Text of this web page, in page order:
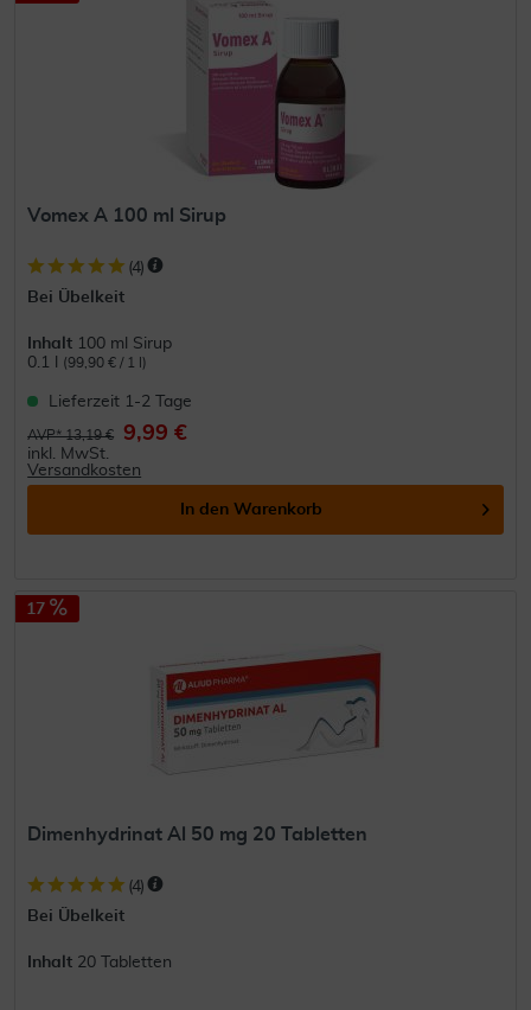
Vomex A 100 ml Sirup
(4)
Bei Übelkeit
Inhalt 100 ml Sirup
0.1 l
(99,90 € / 1 l)
Lieferzeit 1-2 Tage
AVP* 13,19 € 9,99 €
inkl. MwSt.
Versandkosten
In den Warenkorb
17
Dimenhydrinat Al 50 mg 20 Tabletten
(4)
Bei Übelkeit
Inhalt 20 Tabletten